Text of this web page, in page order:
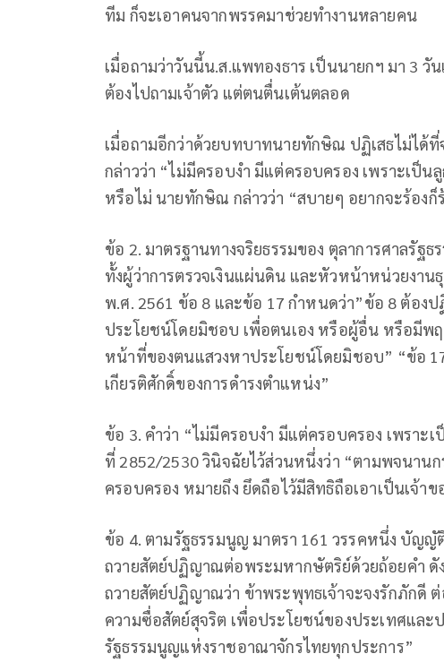
ทีม ก็จะเอาคนจากพรรคมาช่วยทำงานหลายคน
เมื่อถามว่าวันนี้น.ส.แพทองธาร เป็นนายกฯ มา 3
ต้องไปถามเจ้าตัว แต่ตนตื่นเต้นตลอด
เมื่อถามอีกว่าด้วยบทบาทนายทักษิณ ปฏิเสธไม่ได้
กล่าวว่า “ไม่มีครอบงำ มีแต่ครอบครอง เพราะเป็น
หรือไม่ นายทักษิณ กล่าวว่า “สบายๆ อยากจะร้องก็
ข้อ 2. มาตรฐานทางจริยธรรมของ ตุลาการศาลรัฐ
ทั้งผู้ว่าการตรวจเงินแผ่นดิน และหัวหน้าหน่วยงาน
พ.ศ. 2561 ข้อ 8 และข้อ 17 กำหนดว่า”ข้อ 8 ต้อง
ประโยชน์โดยมิชอบ เพื่อตนเอง หรือผู้อื่น หรือมี
หน้าที่ของตนแสวงหาประโยชน์โดยมิชอบ” “ข้อ
เกียรติศักดิ์ของการดำรงตำแหน่ง”
ข้อ 3. คำว่า “ไม่มีครอบงำ มีแต่ครอบครอง เพรา
ที่ 2852/2530 วินิจฉัยไว้ส่วนหนึ่งว่า “ตามพจนา
ครอบครอง หมายถึง ยึดถือไว้มีสิทธิถือเอาเป็นเจ้า
ข้อ 4. ตามรัฐธรรมนูญ มาตรา 161 วรรคหนึ่ง บัญ
ถวายสัตย์ปฏิญาณต่อพระมหากษัตริย์ด้วยถ้อยคำ
ถวายสัตย์ปฏิญาณว่า ข้าพระพุทธเจ้าจะจงรักภัก
ความซื่อสัตย์สุจริต เพื่อประโยชน์ของประเทศแล
รัฐธรรมนูญแห่งราชอาณาจักรไทยทุกประการ”